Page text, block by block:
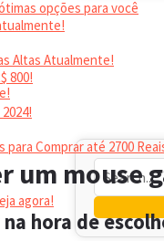
opções para você
Altas Atualmente!
800!
Comprar até 2700
agora!
um mouse
hora de